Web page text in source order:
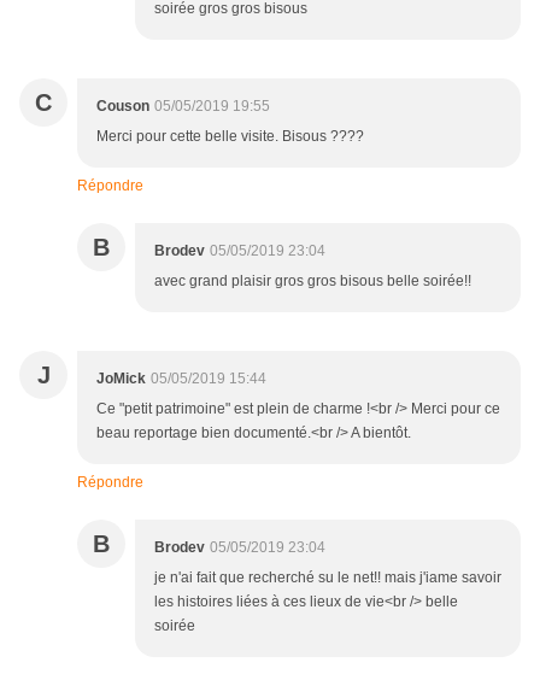
soirée gros gros bisous
C Couson 05/05/2019 19:55
Merci pour cette belle visite. Bisous ????
Répondre
B Brodev 05/05/2019 23:04
avec grand plaisir gros gros bisous belle soirée!!
J JoMick 05/05/2019 15:44
Ce "petit patrimoine" est plein de charme !<br /> Merci pour ce
beau reportage bien documenté.<br /> A bientôt.
Répondre
B Brodev 05/05/2019 23:04
je n'ai fait que recherché su le net!! mais j'iame savoir
les histoires liées à ces lieux de vie<br /> belle
soirée